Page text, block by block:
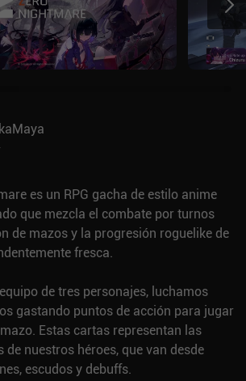
es un RPG gacha de estilo anime
que mezcla el combate por turnos
de mazos y la progresión roguelike de
fresca.
de tres personajes, luchamos
gastando puntos de acción para jugar
Estas cartas representan las
nuestros héroes, que van desde
escudos y debuffs.